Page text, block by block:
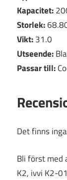
Kapacitet:
Storlek:
Vikt:31.0
Utseende:
Passar till:
Det finns
Bli först med
K2, ivvi K2-